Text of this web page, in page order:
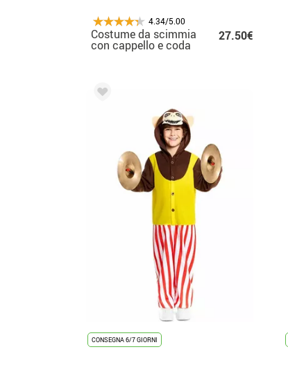
4.34/5.00
Costume da scimmia
con cappello e coda
per neonato e
27.50€
CONSEGNA 6/7 GIORNI